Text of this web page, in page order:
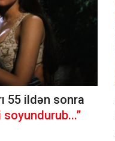
55 ildən sonra
soyundurub...”